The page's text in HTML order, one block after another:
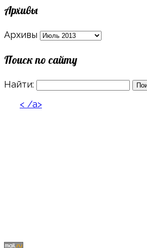
Архивы
Архивы
Поиск по сайту
Найти:
< /a>